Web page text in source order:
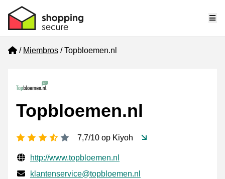
Home
Miembros Topbloemen.nl
Topbloemen.nl
[_General:NumberOfStarsPluralFormat]
7,7/10 op Kiyoh
Información de contacto verificada
Website URL
http://www.topbloemen.nl
Envía un correo electrónico a
klantenservice@topbloemen.nl